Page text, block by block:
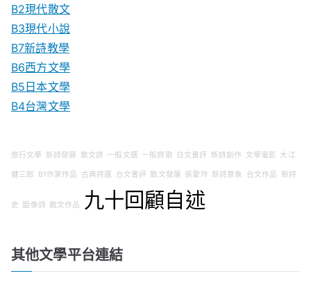
B2現代散文
B3現代小說
B7新詩教學
B6西方文學
B5日本文學
B4台灣文學
旅行文學 新詩發展 散文詩 一般文選 一般詩歌 日文書評 新詩創作 文學電影 大江
健三郎 B1作家作品 古典詩選 台文書評 散文發展 張愛玲 新詩意象 台文作品 新詩
史 圖像詩 散文作品 九十回顧自述
其他文學平台連結